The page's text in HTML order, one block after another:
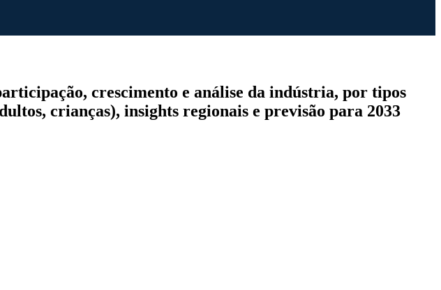
crescimento e análise da indústria, por tipos
crianças), insights regionais e previsão para 2033